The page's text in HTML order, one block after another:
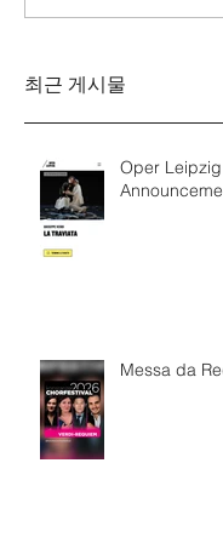
최근 게시물
Oper
Messa da